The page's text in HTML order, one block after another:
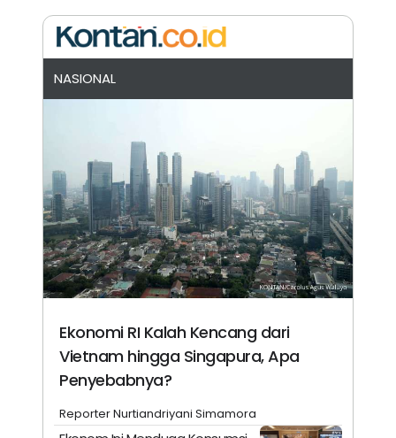
NASIONAL
Ekonomi RI Kalah Kencang dari
Vietnam hingga Singapura, Apa
Penyebabnya?
Reporter Nurtiandriyani Simamora